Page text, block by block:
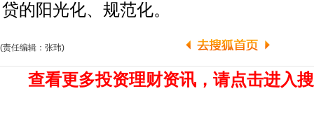
贷的阳光化、规范化。
(责任编辑：张玮)
查看更多投资理财资讯，请点击进入